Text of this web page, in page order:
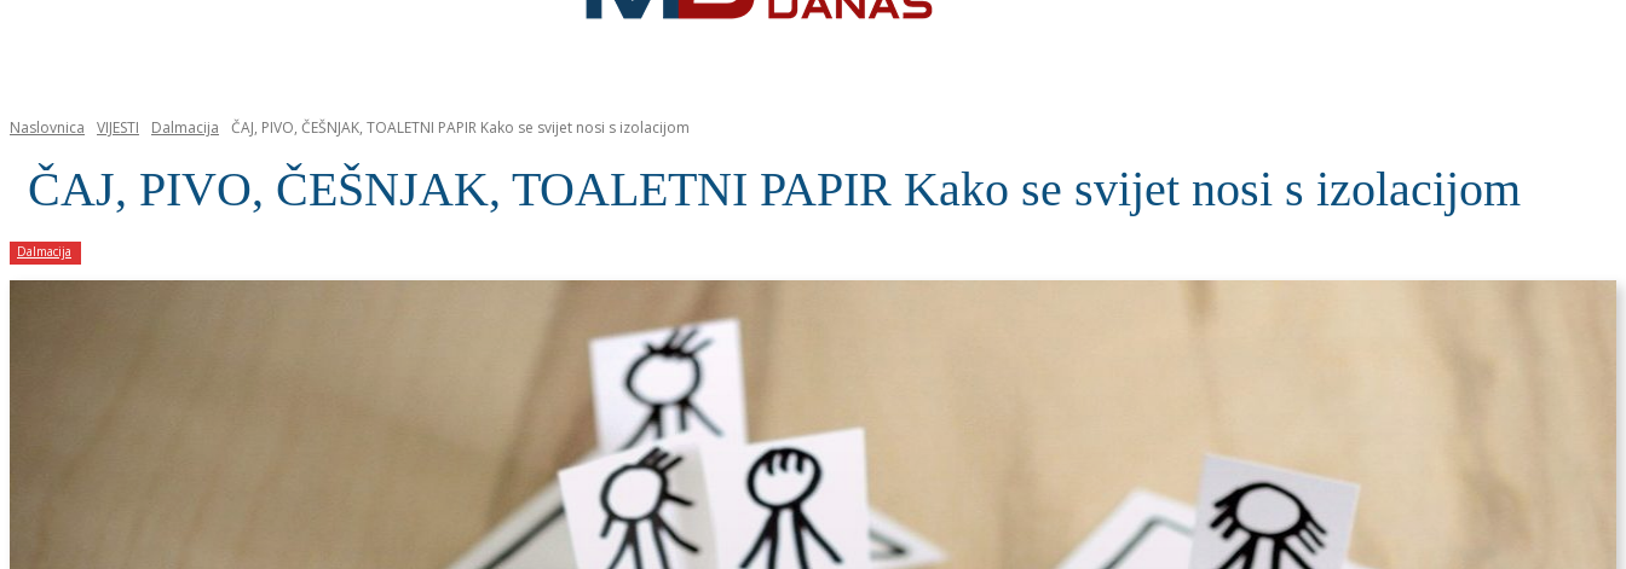
Naslovnica VIJESTI Dalmacija ČAJ, PIVO, ČEŠNJAK, TOALETNI PAPIR Kako se svijet nosi s izolacijom
ČAJ, PIVO, ČEŠNJAK, TOALETNI PAPIR Kako se svijet nosi s izolacijom
Dalmacija